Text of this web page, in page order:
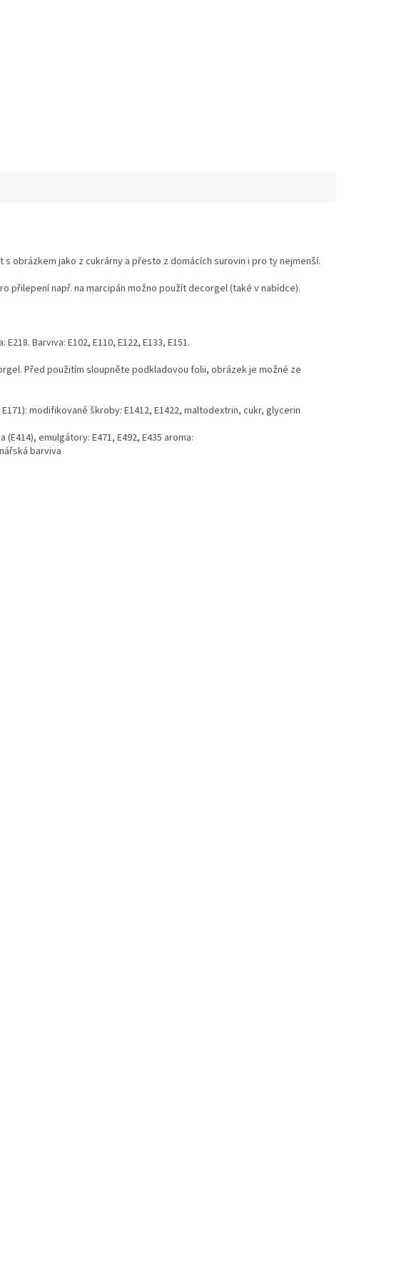
obrázkem jako z cukrárny a přesto z domácích surovin i pro ty nejmenší.
přilepení např. na marcipán možno použít decorgel (také v nabídce).
Barviva: E102, E110, E122, E133, E151.
Před použitím sloupněte podkladovou folii, obrázek je možné ze
modifikované škroby: E1412, E1422, maltodextrin, cukr, glycerin
emulgátory: E471, E492, E435 aroma:
barviva